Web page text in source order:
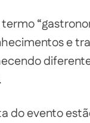
e
do evento